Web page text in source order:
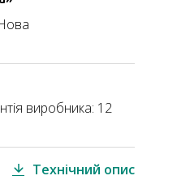
виробника: 12
Технічний опис